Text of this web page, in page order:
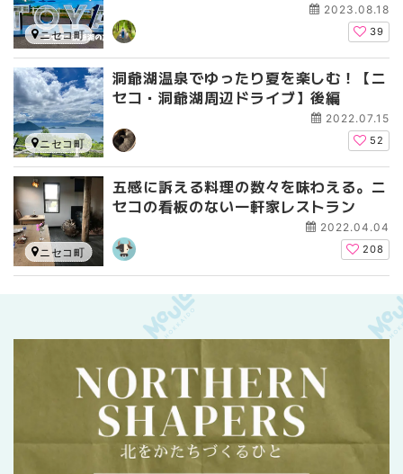
2023.08.18
39
ニセコ町
洞爺湖温泉でゆったり夏を楽しむ！【ニ
セコ・洞爺湖周辺ドライブ】後編
2022.07.15
52
ニセコ町
五感に訴える料理の数々を味わえる。ニ
セコの看板のない一軒家レストラン
2022.04.04
208
ニセコ町